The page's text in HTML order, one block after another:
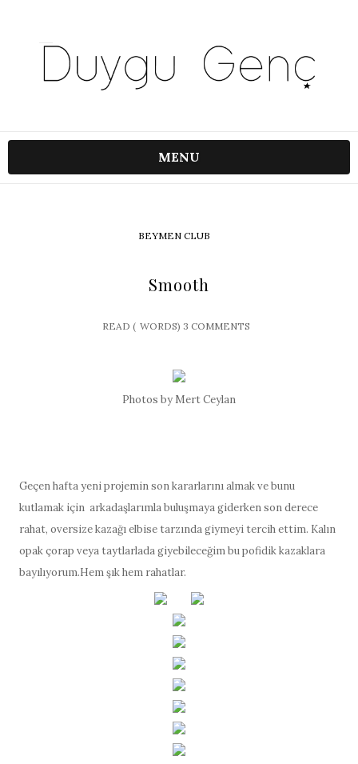
MENU
BEYMEN CLUB
Smooth
READ ( WORDS) 3 COMMENTS
Photos by Mert Ceylan
Geçen hafta yeni projemin son kararlarını almak ve bunu
kutlamak için arkadaşlarımla buluşmaya giderken son derece
rahat, oversize kazağı elbise tarzında giymeyi tercih ettim. Kalın
opak çorap veya taytlarlada giyebileceğim bu pofidik kazaklara
bayılıyorum.Hem şık hem rahatlar.